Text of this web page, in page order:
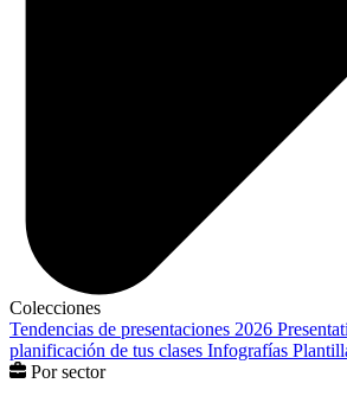
Colecciones
Tendencias de presentaciones 2026
planificación de tus clases Infografías
Por sector